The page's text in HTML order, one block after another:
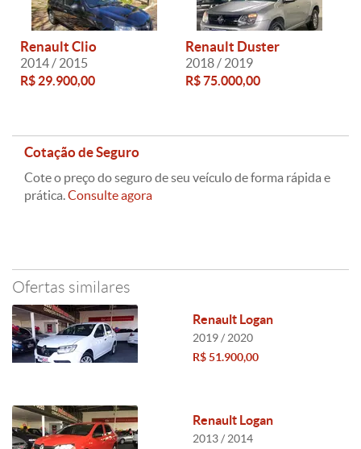
Renault Clio
2014 / 2015
R$ 29.900,00
Renault Duster
2018 / 2019
R$ 75.000,00
Cotação de Seguro
Cote o preço do seguro de seu veículo de forma rápida e
prática.Consulte agora
Ofertas similares
Renault Logan
2019 / 2020
R$ 51.900,00
Renault Logan
2013 / 2014